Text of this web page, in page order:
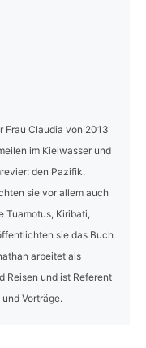
Frau Claudia von 2013
im Kielwasser und
den Pazifik.
sie vor allem auch
Tuamotus, Kiribati,
sie das Buch
arbeitet als
Reisen und ist Referent
Vorträge.